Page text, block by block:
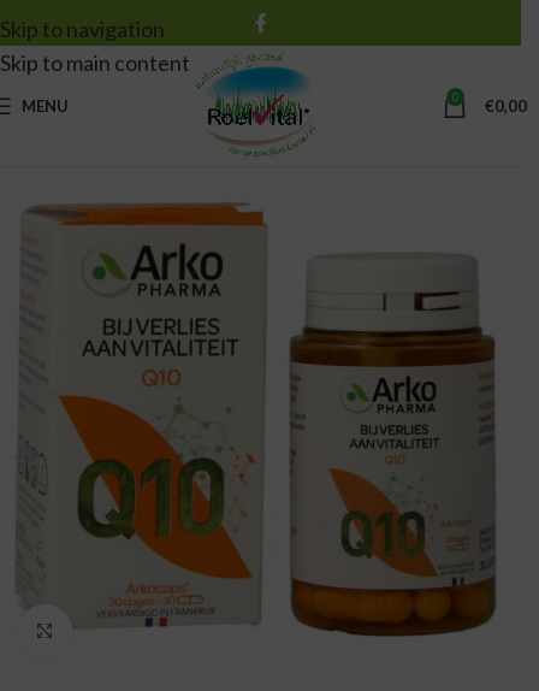
Skip to navigation
Skip to main content
MENU 0 €0,00
Vergroten